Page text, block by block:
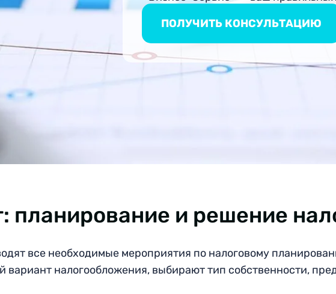
ПОЛУЧИТЬ КОНСУЛЬТАЦИЮ
планирование и решение
все необходимые мероприятия по налоговому
налогообложения, выбирают тип собственности,